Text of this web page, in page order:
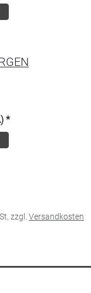
*
zzgl. Versandkosten